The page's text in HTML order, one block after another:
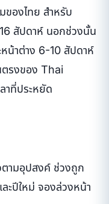
ของไทย สำหรับ
สัปดาห์ นอกช่วงนั้น
หน้าต่าง 6-10 สัปดาห์
ตรงของ Thai
าที่ประหยัด
ามอุปสงค์ ช่วงถูก
ะปีใหม่ จองล่วงหน้า